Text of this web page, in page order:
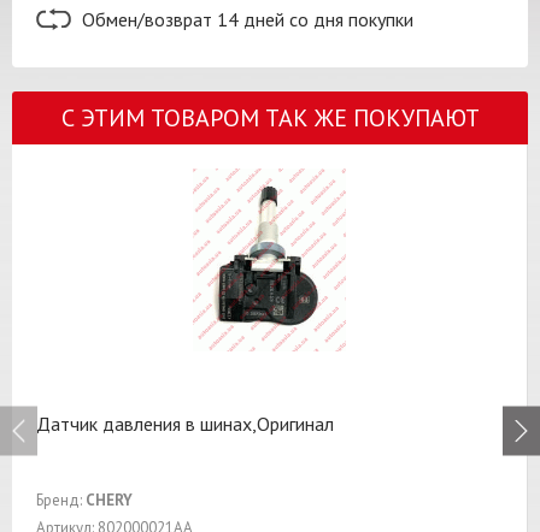
Обмен/возврат 14 дней со дня покупки
С ЭТИМ ТОВАРОМ ТАК ЖЕ ПОКУПАЮТ
Датчик давления в шинах,Оригинал
Бренд: CHERY
Артикул: 802000021AA